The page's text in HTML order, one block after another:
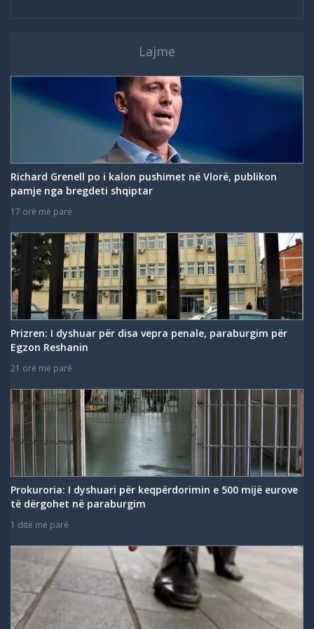
Lajme
Richard Grenell po i kalon pushimet në Vlorë, publikon
pamje nga bregdeti shqiptar
17 orë më parë
Prizren: I dyshuar për disa vepra penale, paraburgim për
Egzon Reshanin
21 orë më parë
Prokuroria: I dyshuari për keqpërdorimin e 500 mijë eurove
të dërgohet në paraburgim
1 ditë më parë